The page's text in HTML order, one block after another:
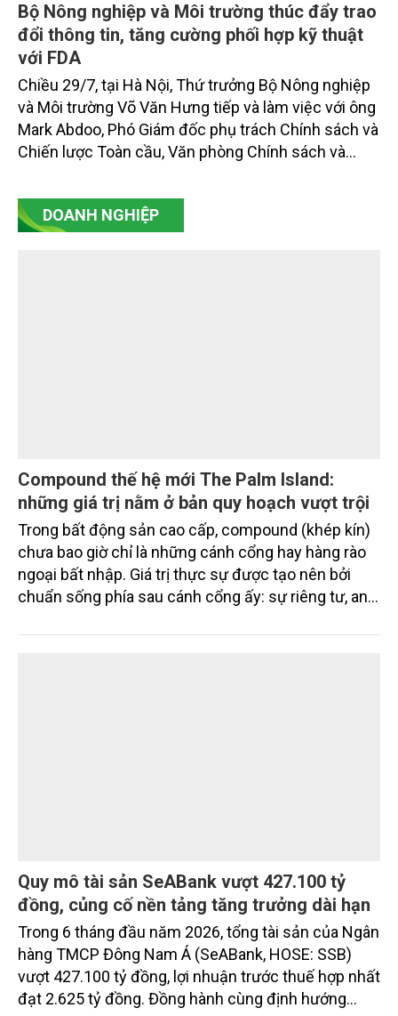
Bộ Nông nghiệp và Môi trường thúc đẩy trao
đổi thông tin, tăng cường phối hợp kỹ thuật
với FDA
Chiều 29/7, tại Hà Nội, Thứ trưởng Bộ Nông nghiệp
và Môi trường Võ Văn Hưng tiếp và làm việc với ông
Mark Abdoo, Phó Giám đốc phụ trách Chính sách và
Chiến lược Toàn cầu, Văn phòng Chính sách và
và Dược phẩm Hoa Kỳ (FDA).
DOANH NGHIỆP
Compound thế hệ mới The Palm Island:
những giá trị nằm ở bản quy hoạch vượt trội
Trong bất động sản cao cấp, compound (khép kín)
chưa bao giờ chỉ là những cánh cổng hay hàng rào
ngoại bất nhập. Giá trị thực sự được tạo nên bởi
chuẩn sống phía sau cánh cổng ấy: sự riêng tư, an
vụ được thiết kế dành riêng cho họ.
Quy mô tài sản SeABank vượt 427.100 tỷ
đồng, củng cố nền tảng tăng trưởng dài hạn
Trong 6 tháng đầu năm 2026, tổng tài sản của Ngân
hàng TMCP Đông Nam Á (SeABank, HOSE: SSB)
vượt 427.100 tỷ đồng, lợi nhuận trước thuế hợp nhất
đạt 2.625 tỷ đồng. Đồng hành cùng định hướng